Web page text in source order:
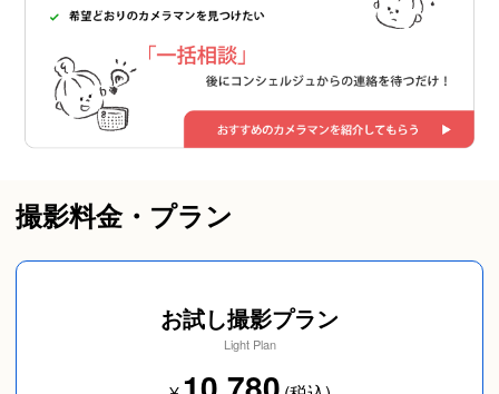
撮影料金・プラン
お試し撮影プラン
Light Plan